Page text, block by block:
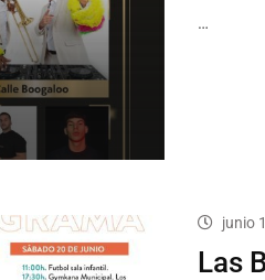
…
junio
Las